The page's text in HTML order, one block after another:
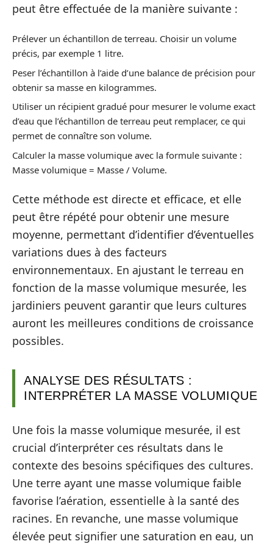
peut être effectuée de la manière suivante :
Prélever un échantillon de terreau. Choisir un volume
précis, par exemple 1 litre.
Peser l’échantillon à l’aide d’une balance de précision pour
obtenir sa masse en kilogrammes.
Utiliser un récipient gradué pour mesurer le volume exact
d’eau que l’échantillon de terreau peut remplacer, ce qui
permet de connaître son volume.
Calculer la masse volumique avec la formule suivante :
Masse volumique = Masse / Volume.
Cette méthode est directe et efficace, et elle
peut être répété pour obtenir une mesure
moyenne, permettant d’identifier d’éventuelles
variations dues à des facteurs
environnementaux. En ajustant le terreau en
fonction de la masse volumique mesurée, les
jardiniers peuvent garantir que leurs cultures
auront les meilleures conditions de croissance
possibles.
ANALYSE DES RÉSULTATS :
INTERPRÉTER LA MASSE VOLUMIQUE
Une fois la masse volumique mesurée, il est
crucial d’interpréter ces résultats dans le
contexte des besoins spécifiques des cultures.
Une terre ayant une masse volumique faible
favorise l’aération, essentielle à la santé des
racines. En revanche, une masse volumique
élevée peut signifier une saturation en eau, un